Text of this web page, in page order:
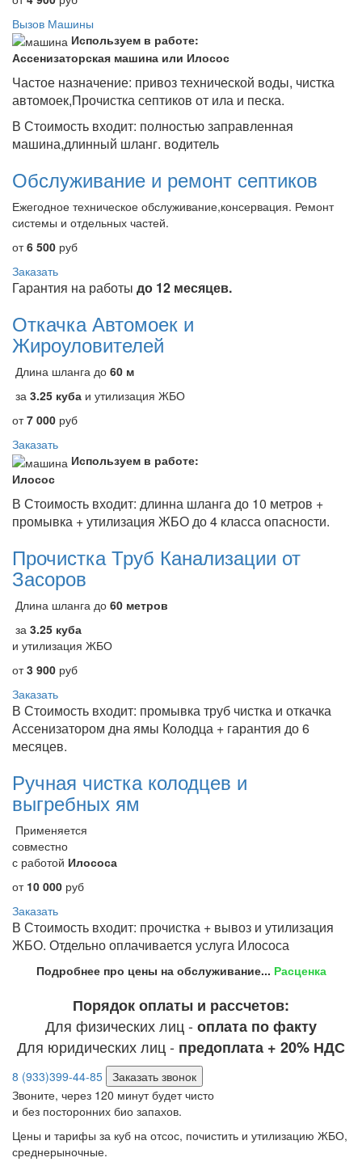
Вызов Машины
Используем в работе:
Ассенизаторская машина или Илосос
Частое назначение: привоз технической воды, чистка
автомоек,Прочистка септиков от ила и песка.
В Стоимость входит: полностью заправленная
машина,длинный шланг. водитель
Обслуживание и ремонт септиков
Ежегодное техническое обслуживание,консервация. Ремонт
системы и отдельных частей.
от6 500 руб
Заказать
Гарантия на работы до 12 месяцев.
Откачка Автомоек и
Жироуловителей
Длина шланга до 60 м
за 3.25 куба и утилизация ЖБО
от7 000 руб
Заказать
Используем в работе:
Илосос
В Стоимость входит: длинна шланга до 10 метров +
промывка + утилизация ЖБО до 4 класса опасности.
Прочистка Труб Канализации от
Засоров
Длина шланга до 60 метров
за 3.25 куба
и утилизация ЖБО
от3 900 руб
Заказать
В Стоимость входит: промывка труб чистка и откачка
Ассенизатором дна ямы Колодца + гарантия до 6
месяцев.
Ручная чистка колодцев и
выгребных ям
Применяется
совместно
с работой Илососа
от 10 000 руб
Заказать
В Стоимость входит: прочистка + вывоз и утилизация
ЖБО. Отдельно оплачивается услуга Илососа
Подробнее про цены на обслуживание... Расценка
Порядок оплаты и рассчетов:
Для физических лиц - оплата по факту
Для юридических лиц - предоплата + 20% НДС
8 (933)399-44-85 Заказать звонок
Звоните, через 120 минут будет чисто
и без посторонних био запахов.
Цены и тарифы за куб на отсос, почистить и утилизацию ЖБО,
среднерыночные.